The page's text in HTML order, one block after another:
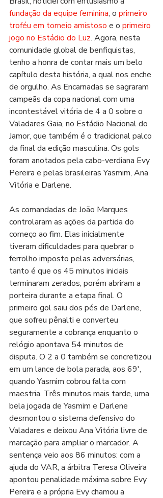
fundação da equipe feminina, o primeiro
troféu em torneio amistoso e o primeiro
jogo no Estádio do Luz. Agora, nesta
comunidade global de benfiquistas,
tenho a honra de contar mais um belo
capítulo desta história, a qual nos enche
de orgulho. As Encarnadas se sagraram
campeãs da copa nacional com uma
incontestável vitória de 4 a 0 sobre o
Valadares Gaia, no Estádio Nacional do
Jamor, que também é o tradicional palco
da final da edição masculina. Os gols
foram anotados pela cabo-verdiana Evy
Pereira e pelas brasileiras Yasmim, Ana
Vitória e Darlene.
As comandadas de João Marques
controlaram as ações da partida do
começo ao fim. Elas inicialmente
tiveram dificuldades para quebrar o
ferrolho imposto pelas adversárias,
tanto é que os 45 minutos iniciais
terminaram zerados, porém abriram a
porteira durante a etapa final. O
primeiro gol saiu dos pés de Darlene,
que sofreu pênalti e converteu
seguramente a cobrança enquanto o
relógio apontava 54 minutos de
disputa. O 2 a 0 também se concretizou
em um lance de bola parada, aos 69',
quando Yasmim cobrou falta com
maestria. Três minutos mais tarde, uma
bela jogada de Yasmim e Darlene
desmontou o sistema defensivo do
Valadares e deixou Ana Vitória livre de
marcação para ampliar o marcador. A
sentença veio aos 86 minutos: com a
ajuda do VAR, a árbitra Teresa Oliveira
apontou penalidade máxima sobre Evy
Pereira e a própria Evy chamou a